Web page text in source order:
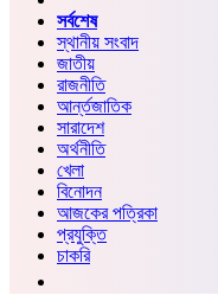
সর্বশেষ
স্থানীয় সংবাদ
জাতীয়
রাজনীতি
আর্ন্তজাতিক
সারাদেশ
অর্থনীতি
খেলা
বিনোদন
আজকের পত্রিকা
প্রযুক্তি
চাকরি